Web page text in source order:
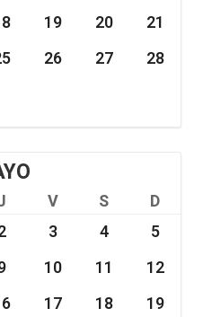
19 20
21
26 27
28
V S
D
3 4
5
10 11
12
17 18
19